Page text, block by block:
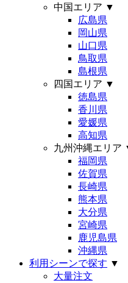
中国エリア ▼
広島県
岡山県
山口県
鳥取県
島根県
四国エリア ▼
徳島県
香川県
愛媛県
高知県
九州沖縄エリア
福岡県
佐賀県
長崎県
熊本県
大分県
宮崎県
鹿児島県
沖縄県
利用シーンで探す ▼
大量注文